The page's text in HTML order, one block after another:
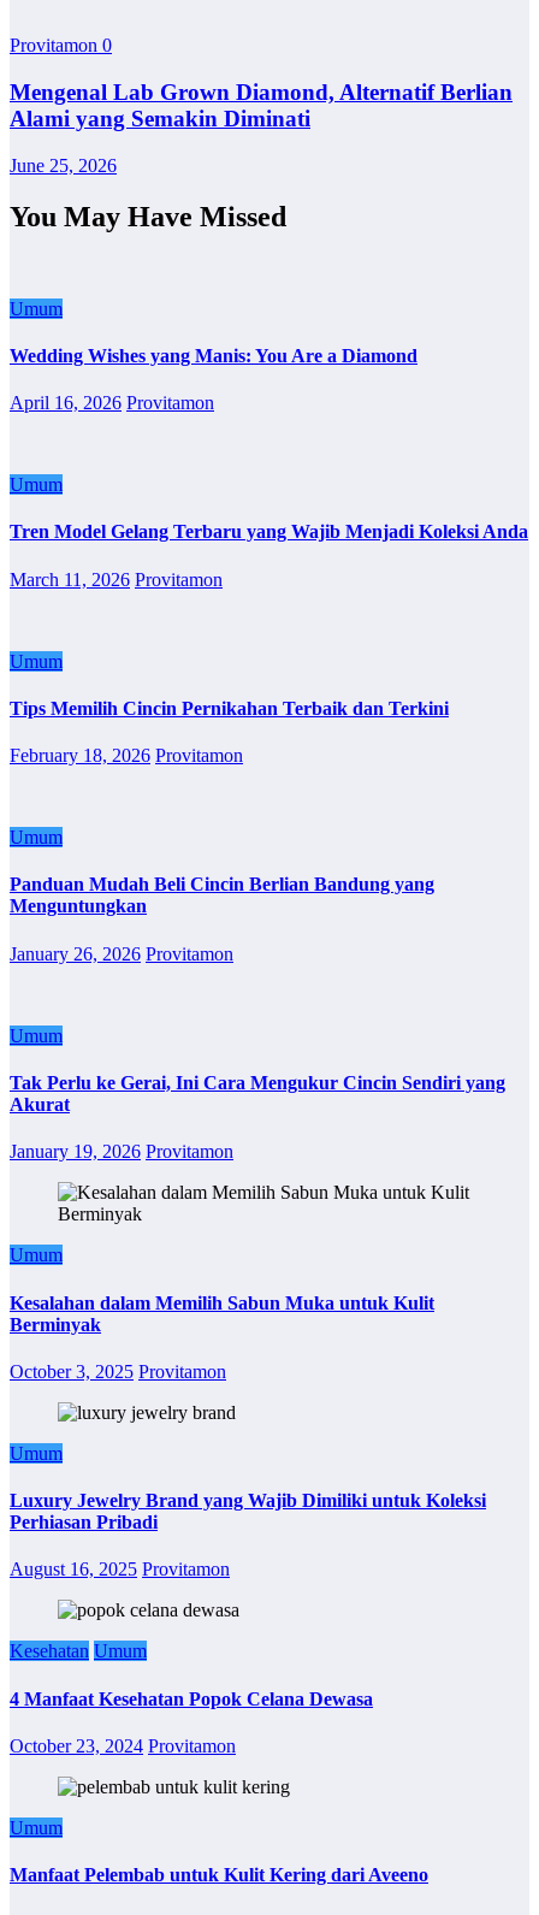
Provitamon 0
Mengenal Lab Grown Diamond, Alternatif Berlian
Alami yang Semakin Diminati
June 25, 2026
You May Have Missed
Umum
Wedding Wishes yang Manis: You Are a Diamond
April 16, 2026 Provitamon
Umum
Tren Model Gelang Terbaru yang Wajib Menjadi Koleksi Anda
March 11, 2026 Provitamon
Umum
Tips Memilih Cincin Pernikahan Terbaik dan Terkini
February 18, 2026 Provitamon
Umum
Panduan Mudah Beli Cincin Berlian Bandung yang
Menguntungkan
January 26, 2026 Provitamon
Umum
Tak Perlu ke Gerai, Ini Cara Mengukur Cincin Sendiri yang
Akurat
January 19, 2026 Provitamon
Umum
Kesalahan dalam Memilih Sabun Muka untuk Kulit
Berminyak
October 3, 2025 Provitamon
Umum
Luxury Jewelry Brand yang Wajib Dimiliki untuk Koleksi
Perhiasan Pribadi
August 16, 2025 Provitamon
Kesehatan Umum
4 Manfaat Kesehatan Popok Celana Dewasa
October 23, 2024 Provitamon
Umum
Manfaat Pelembab untuk Kulit Kering dari Aveeno